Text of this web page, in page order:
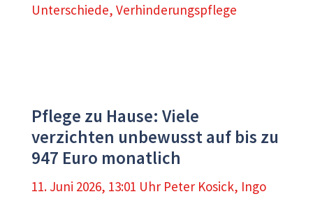
Unterschiede, Verhinderungspflege
Pflege zu Hause: Viele
verzichten unbewusst auf bis zu
947 Euro monatlich
11. Juni 2026, 13:01 Uhr Peter Kosick, Ingo